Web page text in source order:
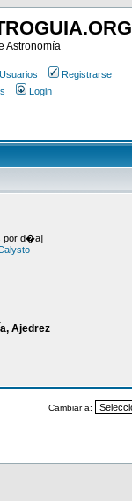
Astronomía
Registrarse
Login
por d�a]
Ajedrez
Cambiar a: